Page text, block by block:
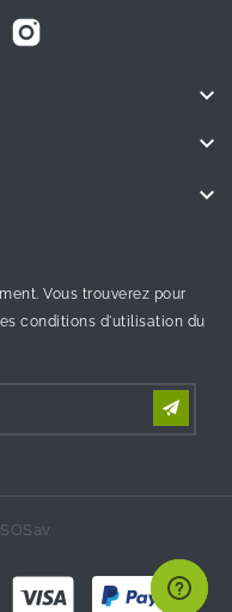



Vous trouverez pour
conditions d'utilisation du